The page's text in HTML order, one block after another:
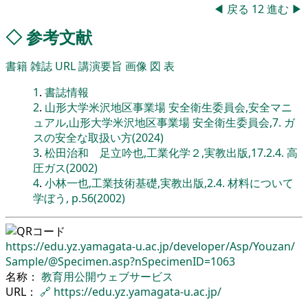
◀ 戻る 12進む ▶
◇参考文献
書籍雑誌 URL講演要旨 画像 図 表
1. 書誌情報
2. 山形大学米沢地区事業場 安全衛生委員会,安全マニ
ュアル,山形大学米沢地区事業場 安全衛生委員会,7. ガ
スの安全な取扱い方(2024)
3. 松田治和 足立吟也,工業化学２,実教出版,17.2.4. 高
圧ガス(2002)
4. 小林一也,工業技術基礎,実教出版,2.4. 材料について
学ぼう, p.56(2002)
https://edu.yz.yamagata-u.ac.jp/developer/Asp/Youzan/
Sample/@Specimen.asp?nSpecimenID=1063
名称： 教育用公開ウェブサービス
URL： 🔗 https://edu.yz.yamagata-u.ac.jp/